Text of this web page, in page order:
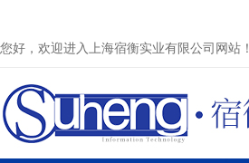
您好，欢迎进入上海宿衡实业有限公司网站！